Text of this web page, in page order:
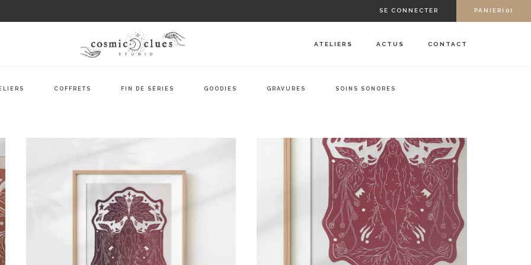
SE CONNECTER PANIER(0)
ATELIERS ACTUS CONTACT
COFFRETS FIN DE SÉRIES GOODIES GRAVURES SOINS SONORES